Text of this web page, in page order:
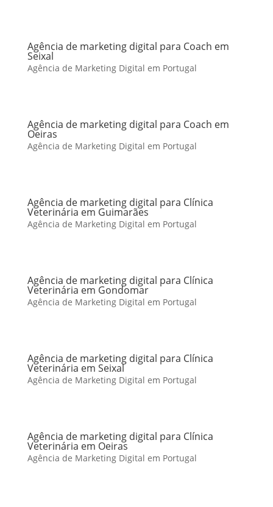
Agência de marketing digital para Coach em
Seixal
Agência de Marketing Digital em Portugal
Agência de marketing digital para Coach em
Oeiras
Agência de Marketing Digital em Portugal
Agência de marketing digital para Clínica
Veterinária em Guimarães
Agência de Marketing Digital em Portugal
Agência de marketing digital para Clínica
Veterinária em Gondomar
Agência de Marketing Digital em Portugal
Agência de marketing digital para Clínica
Veterinária em Seixal
Agência de Marketing Digital em Portugal
Agência de marketing digital para Clínica
Veterinária em Oeiras
Agência de Marketing Digital em Portugal